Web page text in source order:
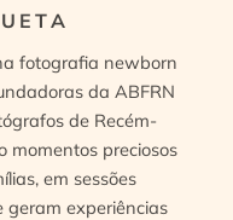
fotografia newborn
da ABFRN
de Recém-
momentos preciosos
em sessões
geram experiências